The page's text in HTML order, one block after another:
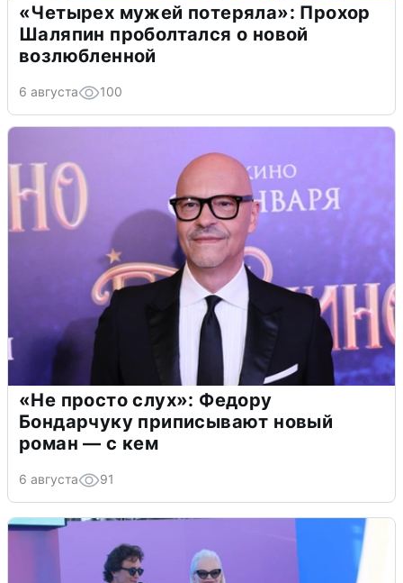
«Четырех мужей потеряла»: Прохор
Шаляпин проболтался о новой
возлюбленной
6 августа 100
«Не просто слух»: Федору
Бондарчуку приписывают новый
роман — с кем
6 августа 91